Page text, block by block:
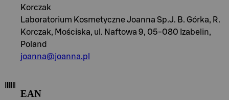
Korczak
Laboratorium Kosmetyczne Joanna Sp.J. B. Górka, R.
Korczak, Mościska, ul. Naftowa 9, 05-080 Izabelin,
Poland
joanna@joanna.pl
EAN